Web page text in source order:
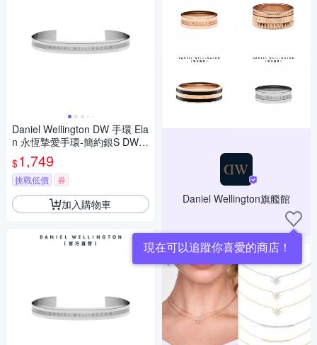
Daniel Wellington DW 手環 Ela
n 永恆摯愛手環-簡約銀S DW0
0400143
$1,749
挑戰低價 券
加入購物車 Daniel Wellington旗艦館
現在可以追蹤你喜愛的商店！